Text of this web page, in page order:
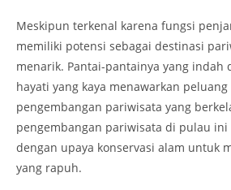
Meskipun terkenal karena fungsi
memiliki potensi sebagai destinasi
menarik. Pantai-pantainya yang indah
hayati yang kaya menawarkan
pengembangan pariwisata yang
pengembangan pariwisata di pulau
dengan upaya konservasi alam untuk
yang rapuh.